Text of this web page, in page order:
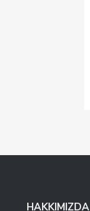
HAKKIMIZDA